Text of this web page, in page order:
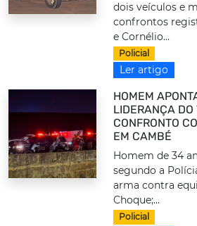
dois veículos e
confrontos
e Cornélio...
Policial
Ler artigo
HOMEM
LIDERANÇA DO
CONFRONTO
EM CAMBÉ
Homem de 34
segundo a
arma contra
Choque;...
Policial